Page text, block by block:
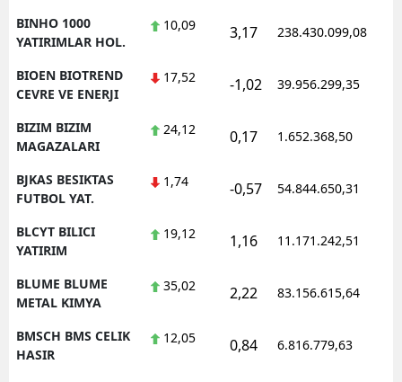
BINHO 1000
YATIRIMLAR HOL.
10,09 3,17 238.430.099,08
BIOEN BIOTREND
CEVRE VE ENERJI
17,52 -1,02 39.956.299,35
BIZIM BIZIM
MAGAZALARI
24,12 0,17 1.652.368,50
BJKAS BESIKTAS
FUTBOL YAT.
1,74 -0,57 54.844.650,31
BLCYT BILICI
YATIRIM
19,12 1,16 11.171.242,51
BLUME BLUME
METAL KIMYA
35,02 2,22 83.156.615,64
BMSCH BMS CELIK
HASIR
12,05 0,84 6.816.779,63